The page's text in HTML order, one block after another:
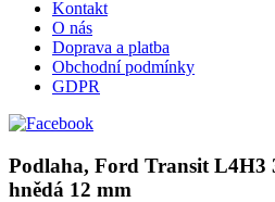
Kontakt
O nás
Doprava a platba
Obchodní podmínky
GDPR
Podlaha, Ford Transit L4H3
hnědá 12 mm